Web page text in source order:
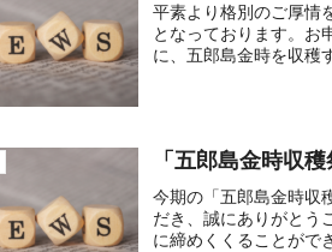
平素より格別のご厚情
となっております。お
に、五郎島金時を収穫
「五郎島金時収
今期の「五郎島金時収
だき、誠にありがとう
に締めくくることがで